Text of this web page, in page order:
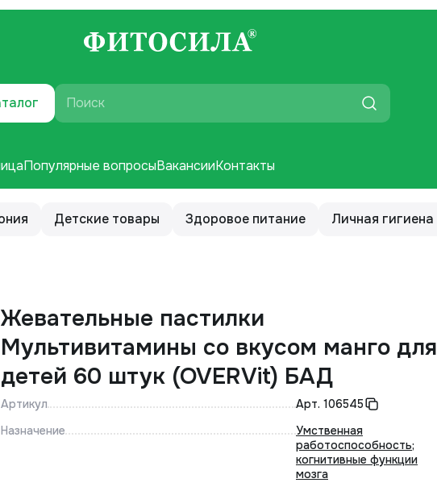
Популярные вопросыВакансииКонтакты
Поиск
Детские товары Здоровое питание Личная гигиена
Жевательные пастилки
Мультивитамины со вкусом манго для
детей 60 штук (OVERVit) БАД
Артикул Арт. 106545
Назначение
Умственная
работоспособность;
когнитивные функции
мозга